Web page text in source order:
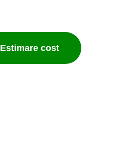
Estimare cost